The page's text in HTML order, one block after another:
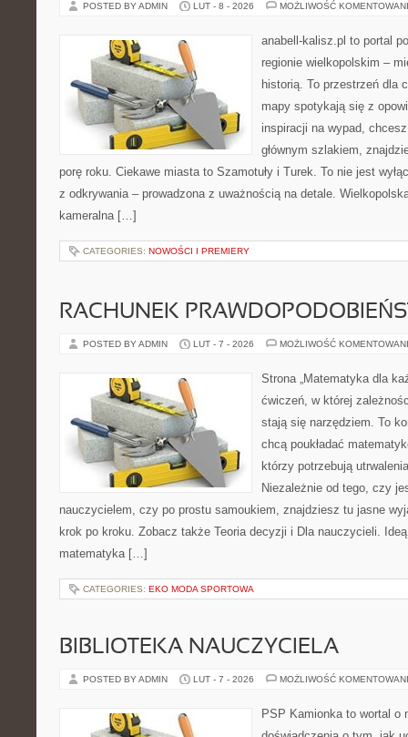
POSTED BY ADMIN LUT - 8 - 2026 MOŻLIWOŚĆ
anabell-kalisz.pl to portal
regionie wielkopolskim –
historią. To przestrzeń dla
mapy spotykają się z
inspiracji na wypad,
głównym szlakiem,
porę roku. Ciekawe miasta to Szamotuły i Turek. To nie jest
z odkrywania – prowadzona z uważnością na detale.
kameralna […]
CATEGORIES: NOWOŚCI I PREMIERY
RACHUNEK
POSTED BY ADMIN LUT - 7 - 2026 MOŻLIWOŚĆ
Strona „Matematyka dla
ćwiczeń, w której
stają się narzędziem. To
chcą poukładać
którzy potrzebują
Niezależnie od tego, czy
nauczycielem, czy po prostu samoukiem, znajdziesz tu jasne
krok po kroku. Zobacz także Teoria decyzji i Dla nauczycieli.
matematyka […]
CATEGORIES: EKO MODA SPORTOWA
BIBLIOTEKA NAUCZYCIELA
POSTED BY ADMIN LUT - 7 - 2026 MOŻLIWOŚĆ
PSP Kamionka to wortal o